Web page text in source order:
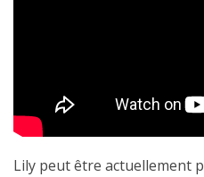
Lily peut être actuellement